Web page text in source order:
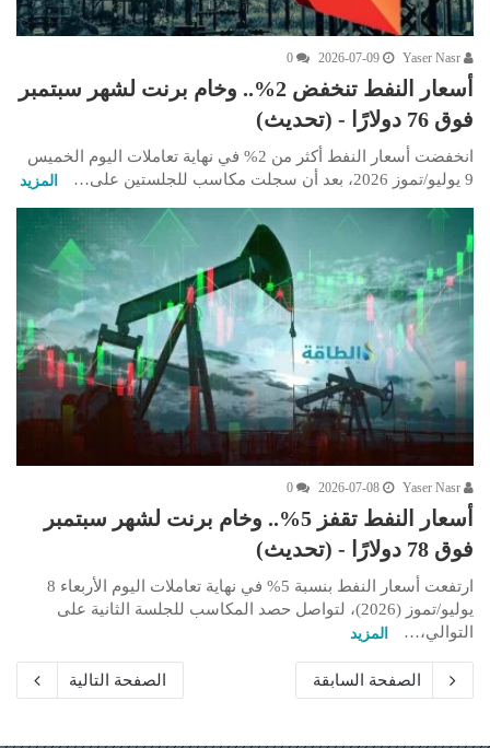
2026-07-09
0
أسعار النفط تنخفض 2%.. وخام برنت لشهر سبتمبر
فوق 76 دولارًا - (تحديث)
انخفضت أسعار النفط أكثر من 2% في نهاية تعاملات اليوم الخميس
9 يوليو/تموز 2026، بعد أن سجلت مكاسب للجلستين على…
المزيد
2026-07-08
0
أسعار النفط تقفز 5%.. وخام برنت لشهر سبتمبر
فوق 78 دولارًا - (تحديث)
ارتفعت أسعار النفط بنسبة 5% في نهاية تعاملات اليوم الأربعاء 8
يوليو/تموز (2026)، لتواصل حصد المكاسب للجلسة الثانية على
التوالي،…
المزيد
الصفحة السابقة الصفحة التالية